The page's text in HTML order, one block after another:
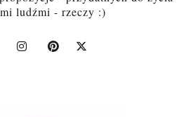
ludźmi - rzeczy :)